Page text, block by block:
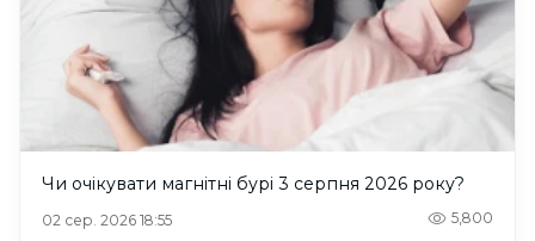
Чи очікувати магнітні бурі 3 серпня 2026 року?
02 сер. 2026 18:55 5,800